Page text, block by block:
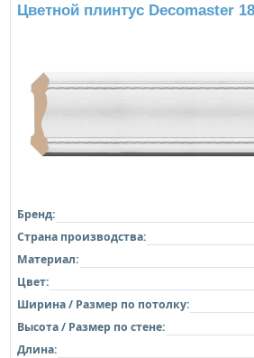
Цветной плинтус Decomaster
Бренд:
Страна производства:
Материал:
Цвет:
Ширина / Размер по потолку:
Высота / Размер по стене:
Длина: